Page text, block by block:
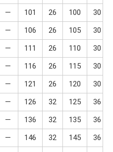
— 101 26 100
30
— 106 26 105
30
— 111 26 110
30
— 116 26 115
30
— 121 26 120
30
— 126 32 125
36
— 136 32 135
36
— 146 32 145
36